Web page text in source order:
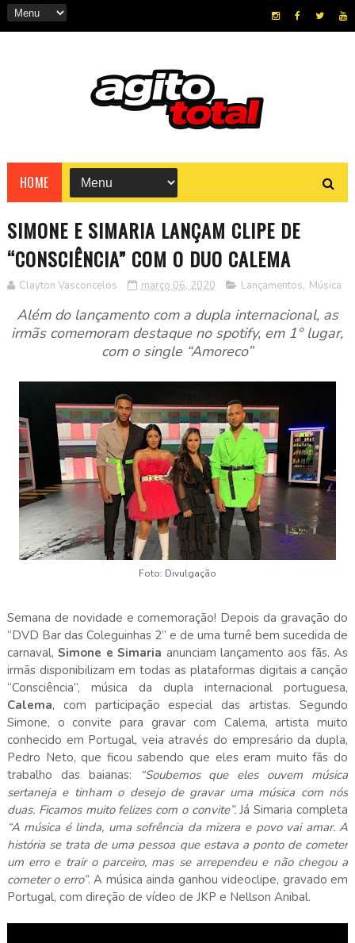
HOME
SIMONE E SIMARIA LANÇAM CLIPE DE
“CONSCIÊNCIA” COM O DUO CALEMA
Clayton Vasconcelos março 06, 2020 Lançamentos, Música
Além do lançamento com a dupla internacional, as
irmãs comemoram destaque no spotify, em 1° lugar,
com o single “Amoreco”
Foto: Divulgação
Semana de novidade e comemoração! Depois da gravação do
“DVD Bar das Coleguinhas 2” e de uma turnê bem sucedida de
carnaval, Simone e Simaria anunciam lançamento aos fãs. As
irmãs disponibilizam em todas as plataformas digitais a canção
“Consciência”, música da dupla internacional portuguesa,
Calema, com participação especial das artistas. Segundo
Simone, o convite para gravar com Calema, artista muito
conhecido em Portugal, veia através do empresário da dupla,
Pedro Neto, que ficou sabendo que eles eram muito fãs do
trabalho das baianas:
“Soubemos que eles ouvem música
sertaneja e tinham o desejo de gravar uma música com nós
duas. Ficamos muito felizes com o convite”.Já Simaria completa
“A música é linda, uma sofrência da mizera e povo vai amar. A
história se trata de uma pessoa que estava a ponto de cometer
um erro e trair o parceiro, mas se arrependeu e não chegou a
cometer o erro”. A música ainda ganhou videoclipe, gravado em
Portugal, com direção de vídeo de JKP e Nellson Anibal.